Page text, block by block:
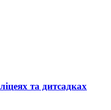
та дитсадках